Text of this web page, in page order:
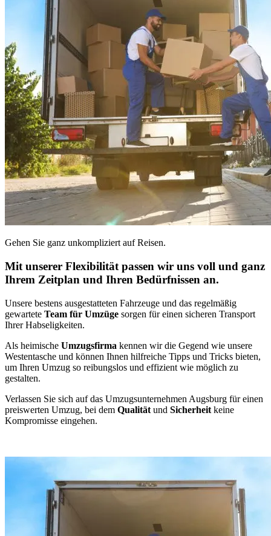
Gehen Sie ganz unkompliziert auf Reisen.
Mit unserer Flexibilität passen wir uns voll und ganz
Ihrem Zeitplan und Ihren Bedürfnissen an.
Unsere bestens ausgestatteten Fahrzeuge und das regelmäßig
gewartete Team für Umzüge sorgen für einen sicheren Transport
Ihrer Habseligkeiten.
Als heimische Umzugsfirma kennen wir die Gegend wie unsere
Westentasche und können Ihnen hilfreiche Tipps und Tricks bieten,
um Ihren Umzug so reibungslos und effizient wie möglich zu
gestalten.
Verlassen Sie sich auf das Umzugsunternehmen Augsburg für einen
preiswerten Umzug, bei dem Qualität und Sicherheit keine
Kompromisse eingehen.